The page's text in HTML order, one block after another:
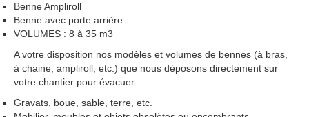
Benne Ampliroll
Benne avec porte arrière
VOLUMES : 8 à 35 m3
A votre disposition nos modèles et volumes de bennes (à bras,
à chaine, ampliroll, etc.) que nous déposons directement sur
votre chantier pour évacuer :
Gravats, boue, sable, terre, etc.